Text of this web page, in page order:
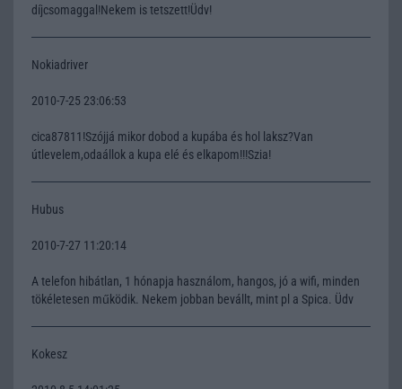
díjcsomaggal!Nekem is tetszett!Üdv!
Nokiadriver
2010-7-25 23:06:53
cica87811!Szójjá mikor dobod a kupába és hol laksz?Van
útlevelem,odaállok a kupa elé és elkapom!!!Szia!
Hubus
2010-7-27 11:20:14
A telefon hibátlan, 1 hónapja használom, hangos, jó a wifi, minden
tökéletesen működik. Nekem jobban bevállt, mint pl a Spica. Üdv
Kokesz